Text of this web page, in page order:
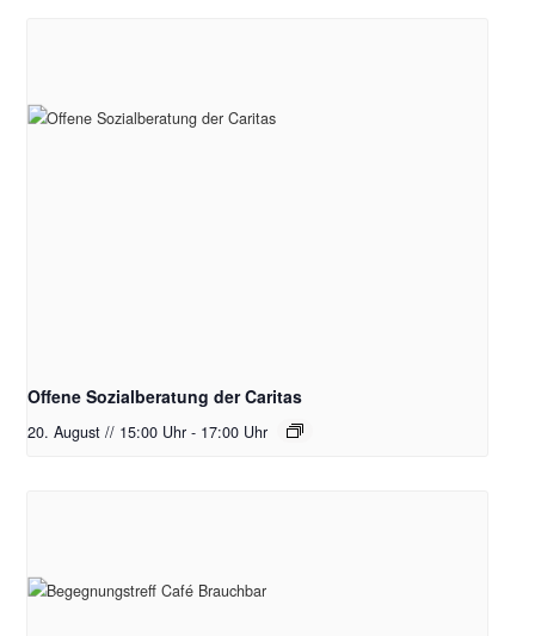
Offene Sozialberatung der Caritas
20. August // 15:00 Uhr - 17:00 Uhr